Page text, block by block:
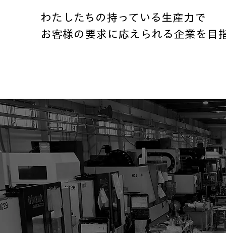
わたしたちの持っている生産力で
お客様の要求に応えられる企業を目